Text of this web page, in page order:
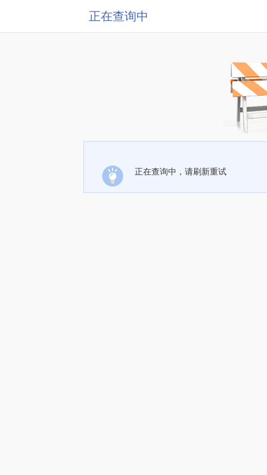
正在查询中
正在查询中，请刷新重试